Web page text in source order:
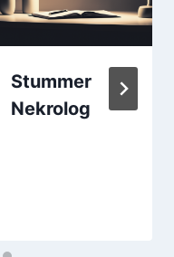
Stummer
Nekrolog